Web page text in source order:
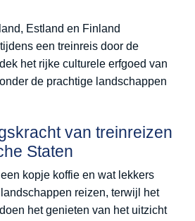
Estland en Finland
een treinreis door de
het rijke culturele erfgoed van
de prachtige landschappen
van treinreizen
Staten
kopje koffie en wat lekkers
reizen, terwijl het
het genieten van het uitzicht